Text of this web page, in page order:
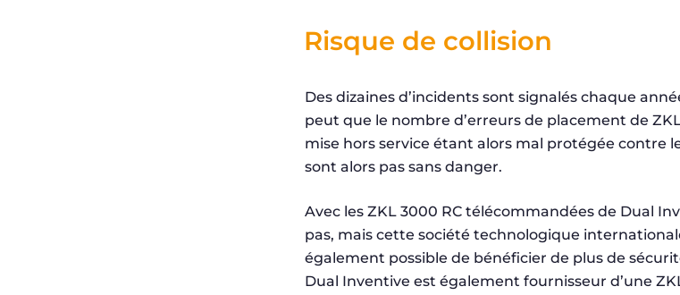
Risque de collision
Des dizaines d’incidents sont signalés chaque
peut que le nombre d’erreurs de placement de
mise hors service étant alors mal protégée contre
sont alors pas sans danger.
Avec les ZKL 3000 RC télécommandées de Dual
pas, mais cette société technologique
également possible de bénéficier de plus de
Dual Inventive est également fournisseur d’une